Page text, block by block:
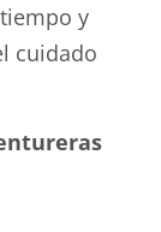
y
cuidado